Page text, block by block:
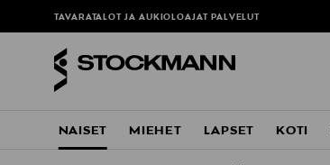
TAVARATALOT JA AUKIOLOAJAT PALVELUT
NAISET MIEHET LAPSET KOTI